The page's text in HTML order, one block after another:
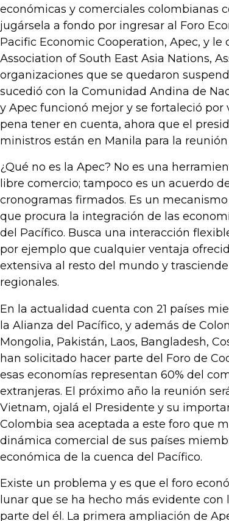
económicas y comerciales colombianas
jugársela a fondo por ingresar al Foro
Pacific Economic Cooperation, Apec, y
Association of South East Asia Nations,
organizaciones que se quedaron
sucedió con la Comunidad Andina de
y Apec funcionó mejor y se fortaleció por
pena tener en cuenta, ahora que el
ministros están en Manila para la
¿Qué no es la Apec? No es una
libre comercio; tampoco es un acuerdo
cronogramas firmados. Es un
que procura la integración de las
del Pacífico. Busca una interacción
por ejemplo que cualquier ventaja
extensiva al resto del mundo y
regionales.
En la actualidad cuenta con 21 países
la Alianza del Pacífico, y además de
Mongolia, Pakistán, Laos, Bangladesh,
han solicitado hacer parte del Foro de
esas economías representan 60% del
extranjeras. El próximo año la reunión
Vietnam, ojalá el Presidente y su
Colombia sea aceptada a este foro que
dinámica comercial de sus países
económica de la cuenca del Pacífico.
Existe un problema y es que el foro
lunar que se ha hecho más evidente
parte del él. La primera ampliación de